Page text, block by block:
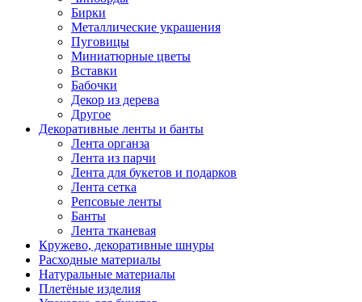
Бирки
Металлические украшения
Пуговицы
Миниатюрные цветы
Вставки
Бабочки
Декор из дерева
Другое
Декоративные ленты и банты
Лента органза
Лента из парчи
Лента для букетов и подарков
Лента сетка
Репсовые ленты
Банты
Лента тканевая
Кружево, декоративные шнуры
Расходные материалы
Натуральные материалы
Плетёные изделия